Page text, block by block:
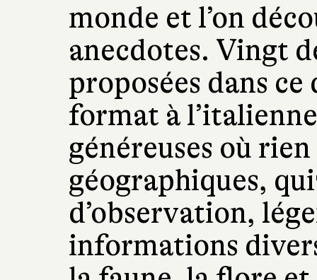
monde et l’on
anecdotes. Vingt
proposées dans
format à
généreuses où
géographiques,
d’observation,
informations